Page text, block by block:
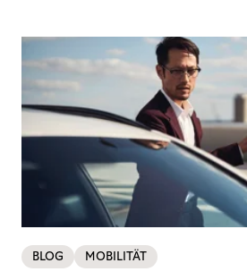
BLOG MOBILITÄT